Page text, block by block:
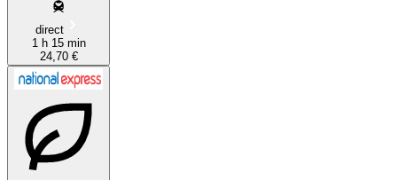
direct
1 h 15 min
24,70 €